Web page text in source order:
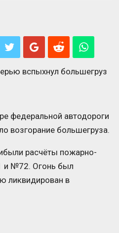
федеральной автодороги
возгорание большегруза.
расчёты пожарно-
и №72. Огонь был
ликвидирован в